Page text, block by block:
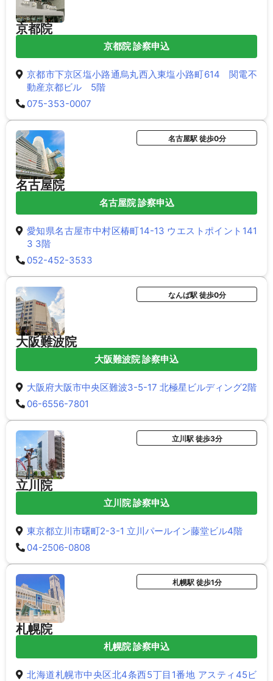
京都院
京都院 診察申込
京都市下京区塩小路通烏丸西入東塩小路町614 関電不
動産京都ビル 5階
075-353-0007
名古屋院
名古屋駅 徒歩0分
名古屋院 診察申込
愛知県名古屋市中村区椿町14-13 ウエストポイント141
3 3階
052-452-3533
大阪難波院
なんば駅 徒歩0分
大阪難波院 診察申込
大阪府大阪市中央区難波3-5-17 北極星ビルディング2階
06-6556-7801
立川院
立川駅 徒歩3分
立川院 診察申込
東京都立川市曙町2-3-1 立川パールイン藤堂ビル4階
04-2506-0808
札幌院
札幌駅 徒歩1分
札幌院 診察申込
北海道札幌市中央区北4条西5丁目1番地 アスティ45ビ